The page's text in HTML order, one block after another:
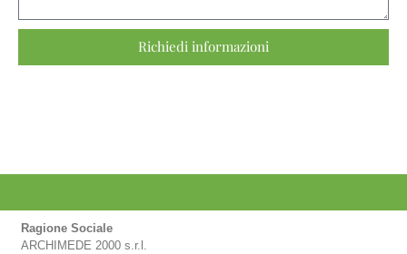
Richiedi informazioni
Ragione Sociale
ARCHIMEDE 2000 s.r.l.